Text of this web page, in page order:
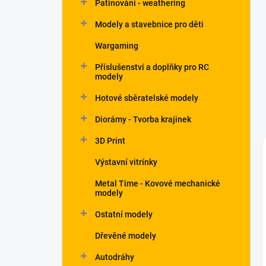
Patinování - weathering
Modely a stavebnice pro děti
Wargaming
Příslušenství a doplňky pro RC
modely
Hotové sběratelské modely
Diorámy - Tvorba krajinek
3D Print
Výstavní vitrínky
Metal Time - Kovové mechanické
modely
Ostatní modely
Dřevěné modely
Autodráhy